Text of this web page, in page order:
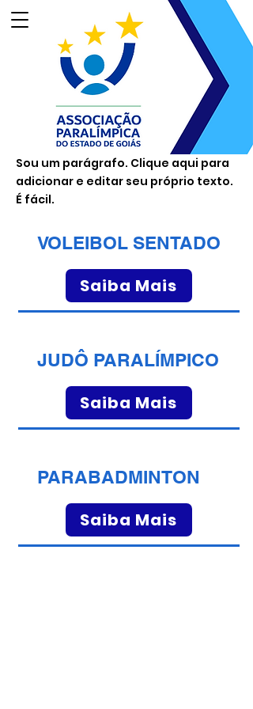
Sou um parágrafo. Clique aqui para
adicionar e editar seu próprio texto.
É fácil.
VOLEIBOL SENTADO
Saiba Mais
JUDÔ PARALÍMPICO
Saiba Mais
PARABADMINTON
Saiba Mais